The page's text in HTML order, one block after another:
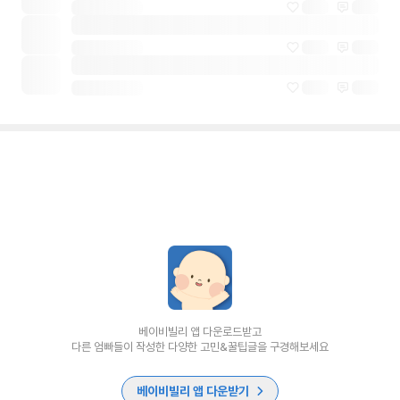
베이비빌리 앱 다운로드받고
다른 엄빠들이 작성한 다양한 고민&꿀팁글을 구경해보세요
베이비빌리 앱 다운받기